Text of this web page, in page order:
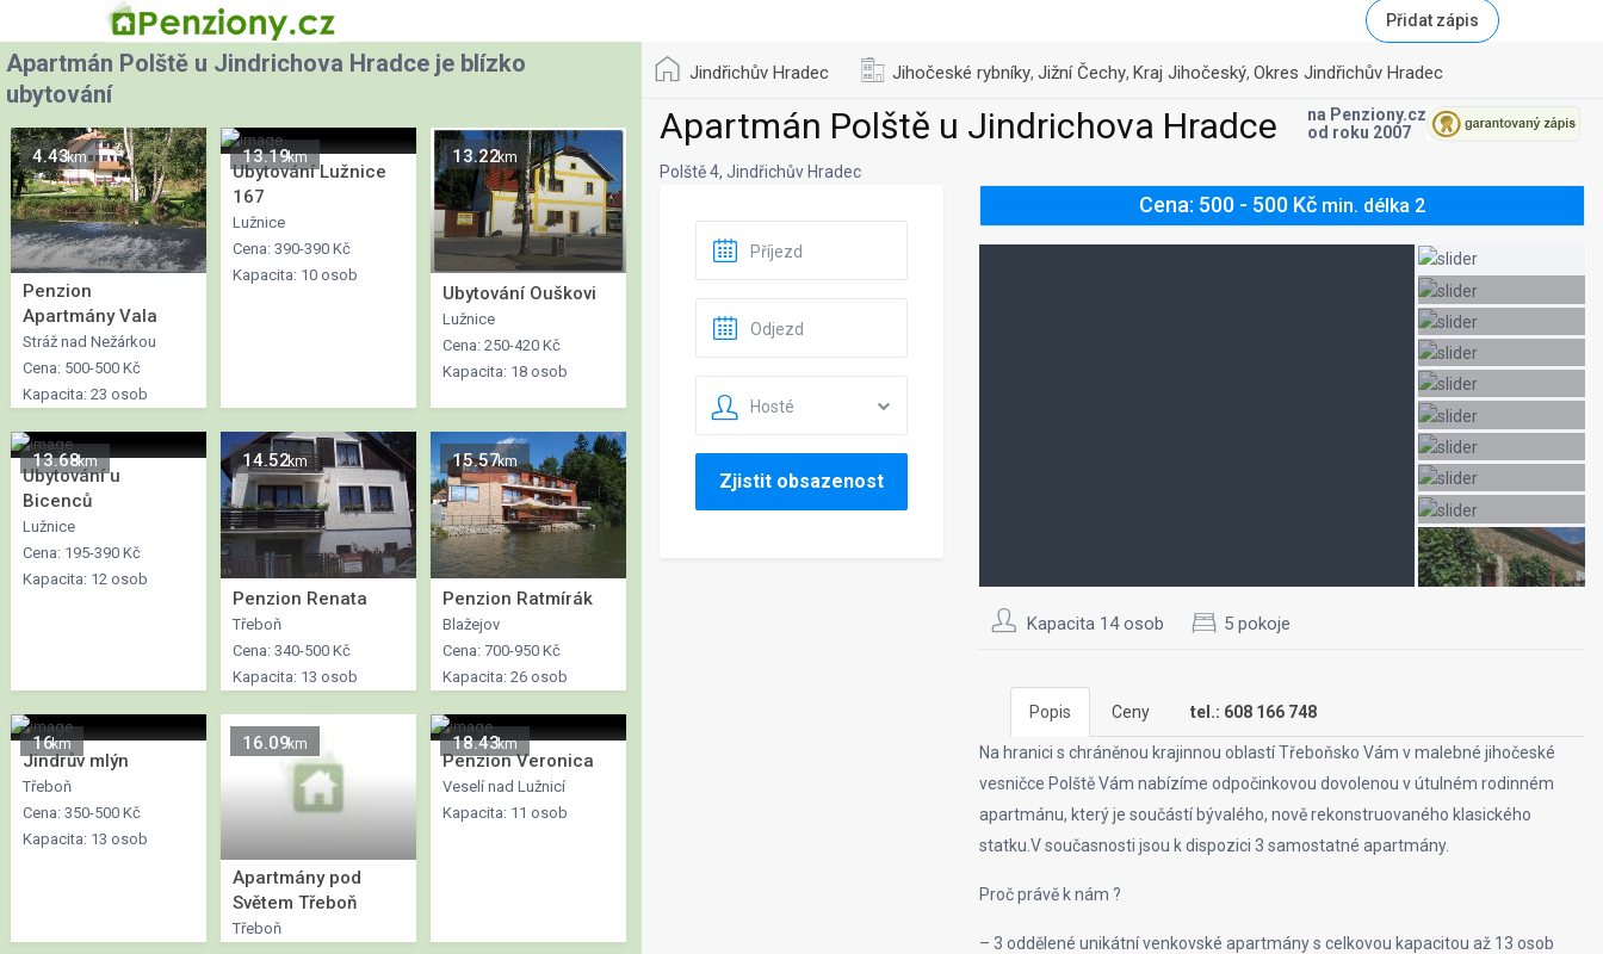
Přidat zápis
Jindřichův Hradec Jihočeské rybníky, Jižní Čechy, Kraj Jihočeský, Okres Jindřichův Hradec
Apartmán Polště u Jindrichova Hradce
na Penziony.cz
od roku 2007
Polště 4, Jindřichův Hradec
Cena: 500 - 500 Kč min. délka 2
Kapacita 14 osob 5 pokoje
Popis Ceny tel.: 608 166 748
Na hranici s chráněnou krajinnou oblastí Třeboňsko Vám v malebné jihočeské
vesničce Polště Vám nabízíme odpočinkovou dovolenou v útulném rodinném
apartmánu, který je součástí bývalého, nově rekonstruovaného klasického
statku.V současnosti jsou k dispozici 3 samostatné apartmány.
Proč právě k nám ?
– 3 oddělené unikátní venkovské apartmány s celkovou kapacitou až 13 osob
Hosté
Zjistit obsazenost
Apartmán Polště u Jindrichova Hradce je blízko
ubytování
4.43km
Penzion
Apartmány Vala
Stráž nad Nežárkou
Cena: 500-500 Kč
Kapacita: 23 osob
13.19km
Ubytování Lužnice
167
Lužnice
Cena: 390-390 Kč
Kapacita: 10 osob
13.22km
Ubytování Ouškovi
Lužnice
Cena: 250-420 Kč
Kapacita: 18 osob
13.68km
Ubytování u
Bicenců
Lužnice
Cena: 195-390 Kč
Kapacita: 12 osob
14.52km
Penzion Renata
Třeboň
Cena: 340-500 Kč
Kapacita: 13 osob
15.57km
Penzion Ratmírák
Blažejov
Cena: 700-950 Kč
Kapacita: 26 osob
16km
Jindrův mlýn
Třeboň
Cena: 350-500 Kč
Kapacita: 13 osob
16.09km
Apartmány pod
Světem Třeboň
Třeboň
18.43km
Penzion Veronica
Veselí nad Lužnicí
Kapacita: 11 osob